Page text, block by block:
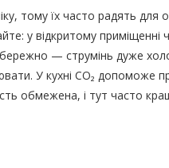
тому їх часто радять для
у відкритому приміщенні
— струмінь дуже
У кухні CO₂ допоможе
обмежена, і тут часто